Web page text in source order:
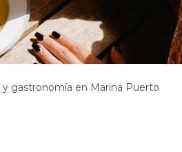
gastronomía en Marina Puerto